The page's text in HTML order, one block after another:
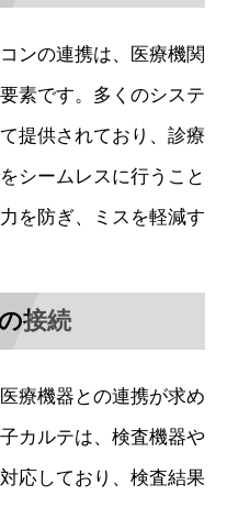
ンの連携は、医療機関
素です。多くのシステ
提供されており、診療
シームレスに行うこと
を防ぎ、ミスを軽減す
接続
療機器との連携が求め
カルテは、検査機器や
応しており、検査結果